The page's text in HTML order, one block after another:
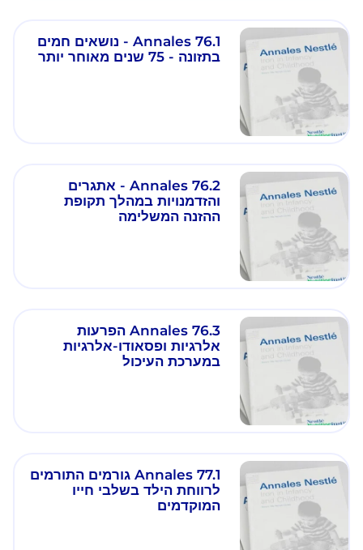
Annales 76.1 - נושאים חמים
בתזונה - 75 שנים מאוחר יותר
Annales 76.2 - אתגרים
והזדמנויות במהלך תקופת
ההזנה המשלימה
Annales 76.3 הפרעות
אלרגיות ופסאודו-אלרגיות
במערכת העיכול
Annales 77.1 גורמים התורמים
לרווחת הילד בשלבי חייו
המוקדמים